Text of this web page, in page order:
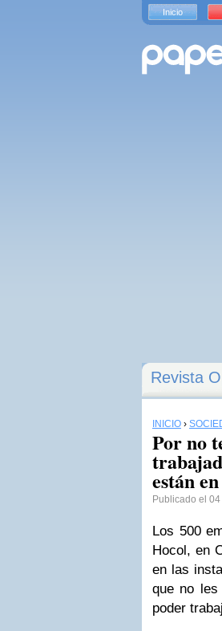
Revista
INICIO ›
Por no
están
Publicado el
Los 500
Hocol, en
en las
que no les
poder
Inicio